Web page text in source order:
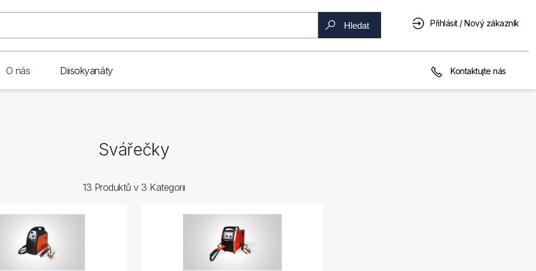
Hledat Přihlásit / Nový zákazník
O nás Diisokyanáty Kontaktujte nás
Svářečky
13 Produktů v 3 Kategorii